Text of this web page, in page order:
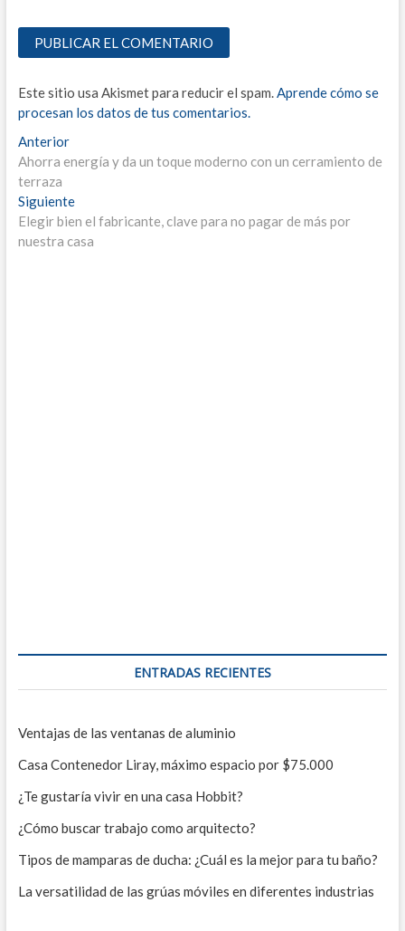
Este sitio usa Akismet para reducir el spam.Aprende cómo se
procesan los datos de tus comentarios.
Navegación
de
entradas
AnteriorEntrada
anterior:
Ahorra energía y da un toque moderno con un cerramiento de
terraza
SiguienteEntrada
siguiente:
Elegir bien el fabricante, clave para no pagar de más por
nuestra casa
ENTRADAS RECIENTES
Ventajas de las ventanas de aluminio
Casa Contenedor Liray, máximo espacio por $75.000
¿Te gustaría vivir en una casa Hobbit?
¿Cómo buscar trabajo como arquitecto?
Tipos de mamparas de ducha: ¿Cuál es la mejor para tu baño?
La versatilidad de las grúas móviles en diferentes industrias